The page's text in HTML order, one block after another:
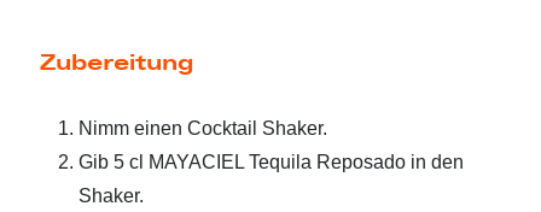
Zubereitung
Nimm einen Cocktail Shaker.
Gib 5 cl MAYACIEL Tequila Reposado in den
Shaker.